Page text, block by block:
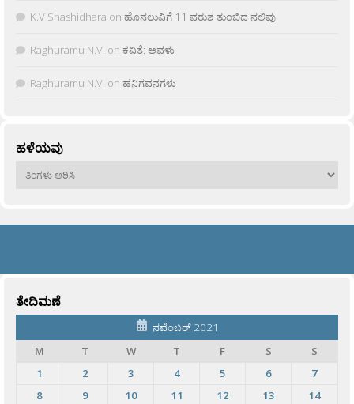
K.V Shashidhara on ಹೊನಲುವಿಗೆ 11 ವರುಶ ತುಂಬಿದ ನಲಿವು
Raghuramu N.V. on ಕವಿತೆ: ಅವಳು
Raghuramu N.V. on ಹನಿಗವನಗಳು
ಹಳೆಯವು
ಹಳೆಯವು
ತೇದಿಮಣೆ
ನವೆಂಬರ್ 2021
M
T W T F S
S
1
2 3 4 5 6
7
8
9 10 11 12 13
14